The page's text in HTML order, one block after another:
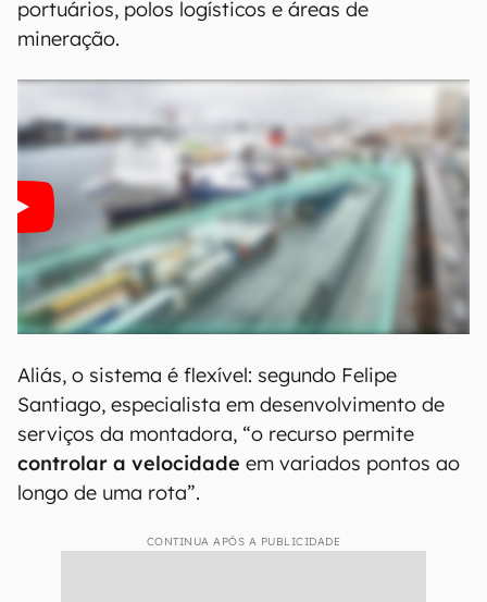
portuários, polos logísticos e áreas de
mineração.
Aliás, o sistema é flexível: segundo Felipe
Santiago, especialista em desenvolvimento de
serviços da montadora, “o recurso permite
controlar a velocidade em variados pontos ao
longo de uma rota”.
CONTINUA APÓS A PUBLICIDADE